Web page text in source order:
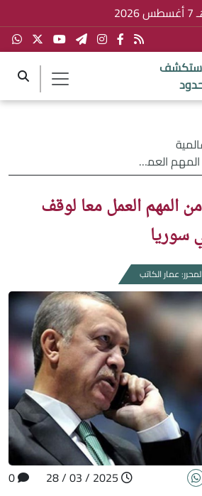
الطائفي في سوريا
المهم العمل معا لوقف
سوريا
عمار الكاتب